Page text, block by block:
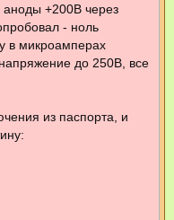
аноды +200В через
- ноль
в микроамперах
до 250В, все
из паспорта, и